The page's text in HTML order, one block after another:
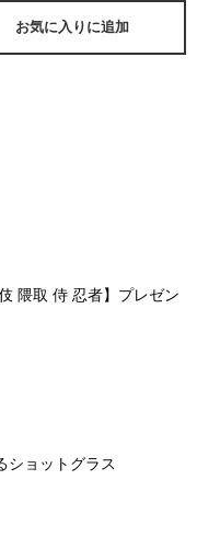
お気に入りに追加
隈取 侍 忍者】プレゼン
ショットグラス